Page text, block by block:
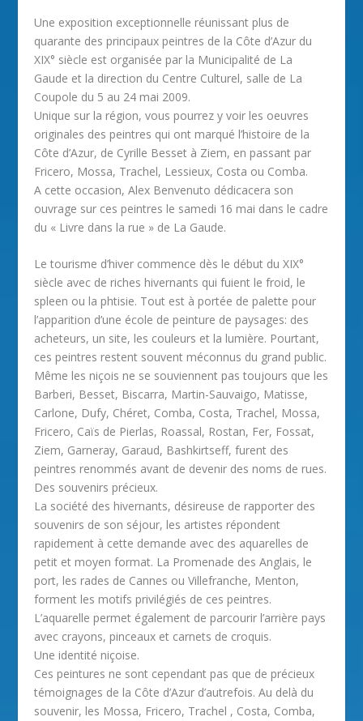
Une exposition exceptionnelle réunissant plus de
quarante des principaux peintres de la Côte d’Azur du
XIX° siècle est organisée par la Municipalité de La
Gaude et la direction du Centre Culturel, salle de La
Coupole du 5 au 24 mai 2009.
Unique sur la région, vous pourrez y voir les oeuvres
originales des peintres qui ont marqué l’histoire de la
Côte d’Azur, de Cyrille Besset à Ziem, en passant par
Fricero, Mossa, Trachel, Lessieux, Costa ou Comba.
A cette occasion, Alex Benvenuto dédicacera son
ouvrage sur ces peintres le samedi 16 mai dans le cadre
du « Livre dans la rue » de La Gaude.
Le tourisme d’hiver commence dès le début du XIX°
siècle avec de riches hivernants qui fuient le froid, le
spleen ou la phtisie. Tout est à portée de palette pour
l’apparition d’une école de peinture de paysages: des
acheteurs, un site, les couleurs et la lumière. Pourtant,
ces peintres restent souvent méconnus du grand public.
Même les niçois ne se souviennent pas toujours que les
Barberi, Besset, Biscarra, Martin-Sauvaigo, Matisse,
Carlone, Dufy, Chéret, Comba, Costa, Trachel, Mossa,
Fricero, Caïs de Pierlas, Roassal, Rostan, Fer, Fossat,
Ziem, Garneray, Garaud, Bashkirtseff, furent des
peintres renommés avant de devenir des noms de rues.
Des souvenirs précieux.
La société des hivernants, désireuse de rapporter des
souvenirs de son séjour, les artistes répondent
rapidement à cette demande avec des aquarelles de
petit et moyen format. La Promenade des Anglais, le
port, les rades de Cannes ou Villefranche, Menton,
forment les motifs privilégiés de ces peintres.
L’aquarelle permet également de parcourir l’arrière pays
avec crayons, pinceaux et carnets de croquis.
Une identité niçoise.
Ces peintures ne sont cependant pas que de précieux
témoignages de la Côte d’Azur d’autrefois. Au delà du
souvenir, les Mossa, Fricero, Trachel , Costa, Comba,